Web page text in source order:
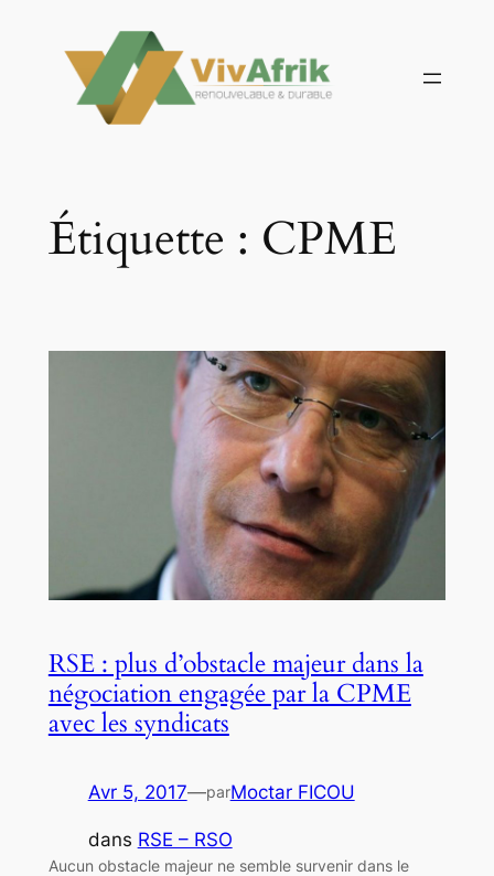
contenu
Étiquette : CPME
RSE : plus d’obstacle majeur dans la
négociation engagée par la CPME
avec les syndicats
Avr 5, 2017—parMoctar FICOU
dans RSE – RSO
Aucun obstacle majeur ne semble survenir dans le